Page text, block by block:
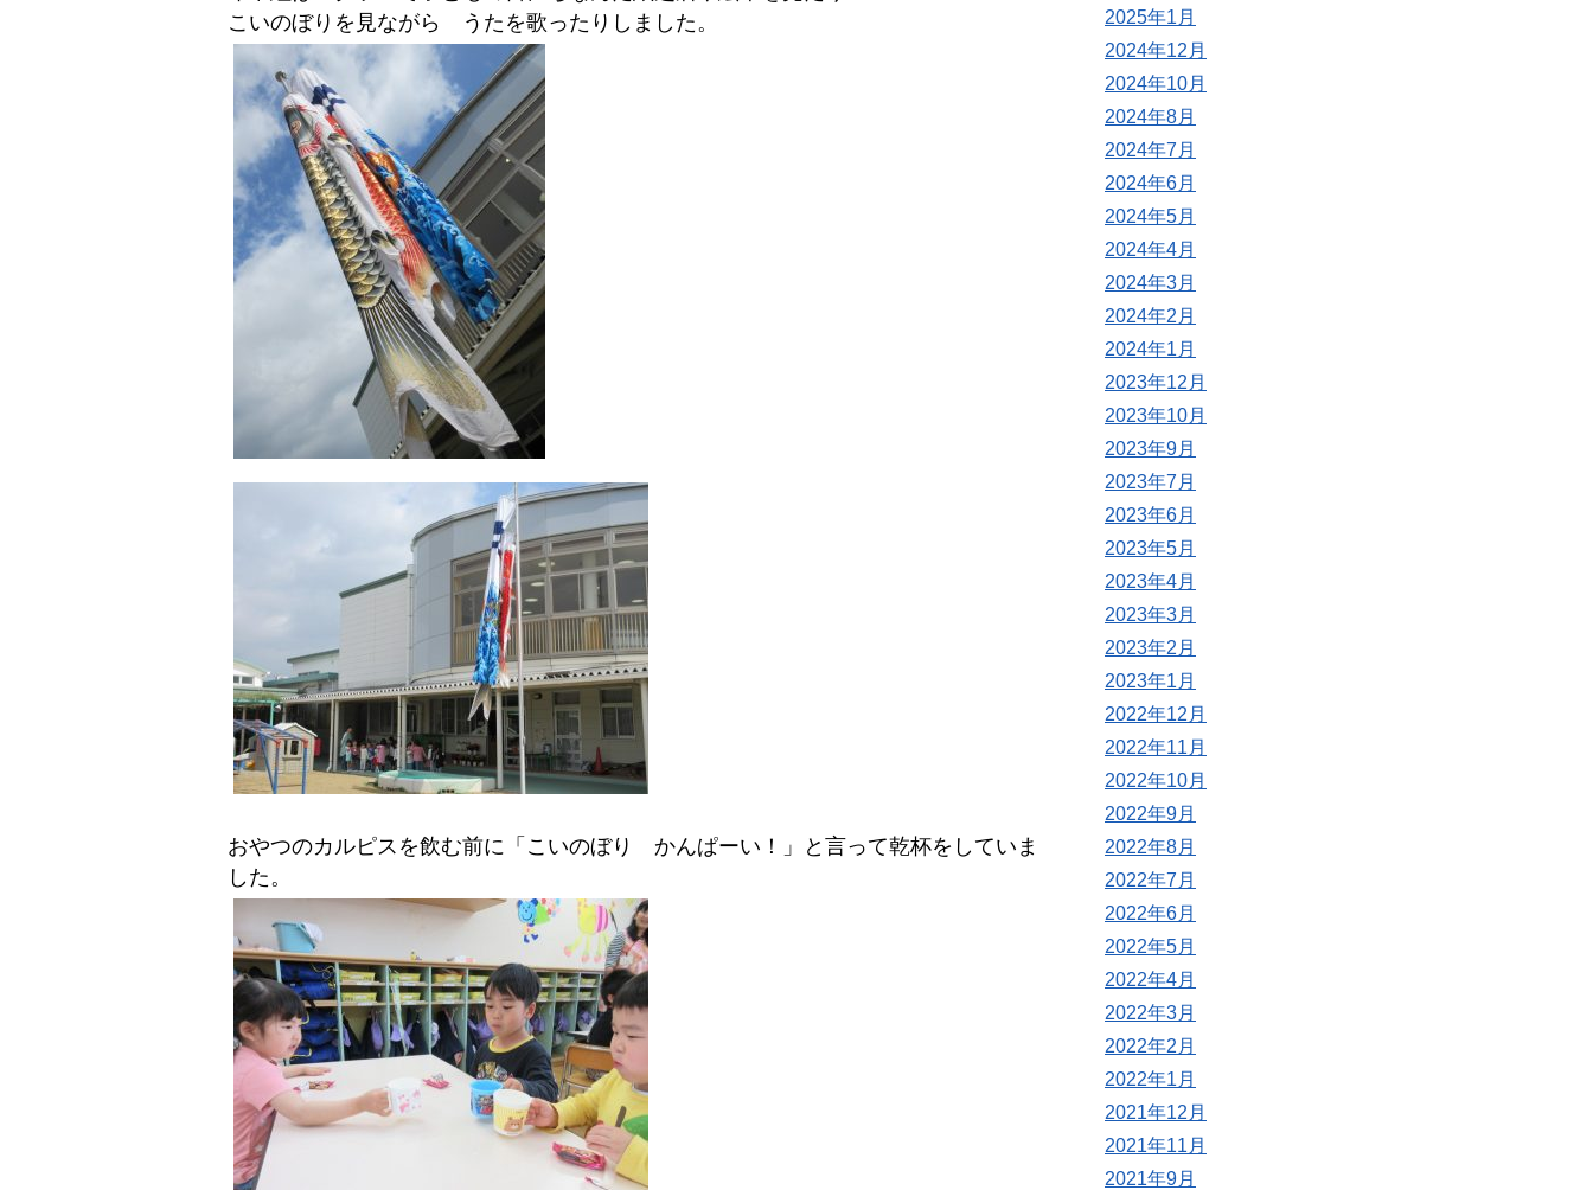
こいのぼりを見ながら うたを歌ったりしました。
おやつのカルピスを飲む前に「こいのぼり かんぱーい！」と言って乾杯をしていま
した。
2025年1月
2024年12月
2024年10月
2024年8月
2024年7月
2024年6月
2024年5月
2024年4月
2024年3月
2024年2月
2024年1月
2023年12月
2023年10月
2023年9月
2023年7月
2023年6月
2023年5月
2023年4月
2023年3月
2023年2月
2023年1月
2022年12月
2022年11月
2022年10月
2022年9月
2022年8月
2022年7月
2022年6月
2022年5月
2022年4月
2022年3月
2022年2月
2022年1月
2021年12月
2021年11月
2021年9月